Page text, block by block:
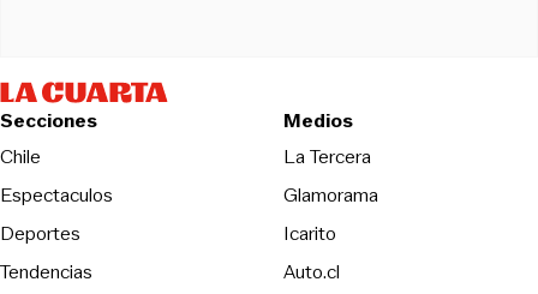
Secciones
Chile
Espectaculos
Deportes
Tendencias
Medios
La TerceraOpens in new
Glamorama
Icarito
Auto.cl